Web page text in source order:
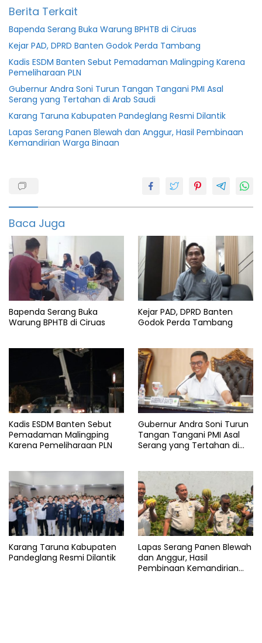
Berita Terkait
Bapenda Serang Buka Warung BPHTB di Ciruas
Kejar PAD, DPRD Banten Godok Perda Tambang
Kadis ESDM Banten Sebut Pemadaman Malingping Karena
Pemeliharaan PLN
Gubernur Andra Soni Turun Tangan Tangani PMI Asal
Serang yang Tertahan di Arab Saudi
Karang Taruna Kabupaten Pandeglang Resmi Dilantik
Lapas Serang Panen Blewah dan Anggur, Hasil Pembinaan
Kemandirian Warga Binaan
Camat
featured
Patia
Sarman
Baca Juga
Bapenda Serang Buka
Warung BPHTB di Ciruas
Kejar PAD, DPRD Banten
Godok Perda Tambang
Kadis ESDM Banten Sebut
Pemadaman Malingping
Karena Pemeliharaan PLN
Gubernur Andra Soni Turun
Tangan Tangani PMI Asal
Serang yang Tertahan di
Karang Taruna Kabupaten
Pandeglang Resmi Dilantik
Lapas Serang Panen Blewah
dan Anggur, Hasil
Pembinaan Kemandirian